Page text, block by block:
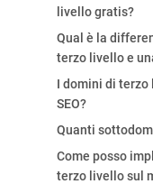
livello gratis?
Qual è la
terzo livello e
I domini di
SEO?
Quanti
Come posso
terzo livello sul